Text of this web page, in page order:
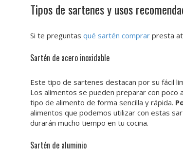
Tipos de sartenes y usos
Si te preguntas qué sartén comprar presta
Sartén de acero inoxidable
Este tipo de sartenes destacan por su fácil
Los alimentos se pueden preparar con poco
tipo de alimento de forma sencilla y rápida.
alimentos que podemos utilizar con estas
durarán mucho tiempo en tu cocina.
Sartén de aluminio